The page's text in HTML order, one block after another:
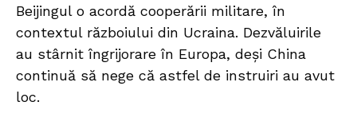
Beijingul o acordă cooperării militare, în
contextul războiului din Ucraina. Dezvăluirile
au stârnit îngrijorare în Europa, deși China
continuă să nege că astfel de instruiri au avut
loc.